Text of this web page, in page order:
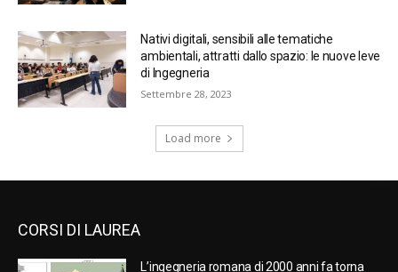
Nativi digitali, sensibili alle tematiche
ambientali, attratti dallo spazio: le nuove leve
di Ingegneria
Settembre 28, 2023
Load more
CORSI DI LAUREA
L’ingegneria romana di 2000 anni fa torna